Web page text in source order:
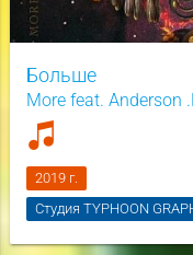
Больше
More feat. Anderson
2019 г.
Студия TYPHOON